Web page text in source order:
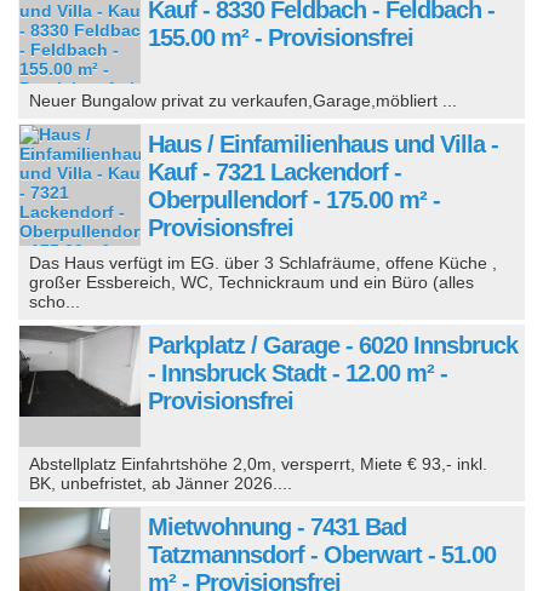
Kauf - 8330 Feldbach - Feldbach -
155.00 m² - Provisionsfrei
Neuer Bungalow privat zu verkaufen,Garage,möbliert ...
Haus / Einfamilienhaus und Villa -
Kauf - 7321 Lackendorf -
Oberpullendorf - 175.00 m² -
Provisionsfrei
Das Haus verfügt im EG. über 3 Schlafräume, offene Küche ,
großer Essbereich, WC, Technickraum und ein Büro (alles
scho...
Parkplatz / Garage - 6020 Innsbruck
- Innsbruck Stadt - 12.00 m² -
Provisionsfrei
Abstellplatz Einfahrtshöhe 2,0m, versperrt, Miete € 93,- inkl.
BK, unbefristet, ab Jänner 2026....
Mietwohnung - 7431 Bad
Tatzmannsdorf - Oberwart - 51.00
m² - Provisionsfrei